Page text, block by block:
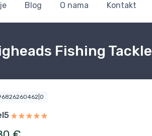
Blog O nama Kontakt
Fishing Tackle